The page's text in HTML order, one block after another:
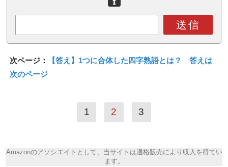
送信
次ページ：
【答え】1つに合体した四字熟語とは？ 答えは
次のページ
1 2 3
Amazonのアソシエイトとして、当サイトは適格販売により収入を得てい
ます。